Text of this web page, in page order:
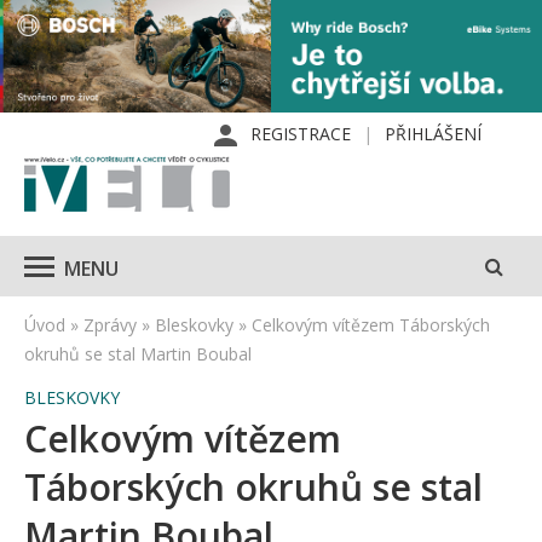
REGISTRACE PŘIHLÁŠENÍ
MENU
Úvod » Zprávy » Bleskovky » Celkovým vítězem Táborských
okruhů se stal Martin Boubal
BLESKOVKY
Celkovým vítězem
Táborských okruhů se stal